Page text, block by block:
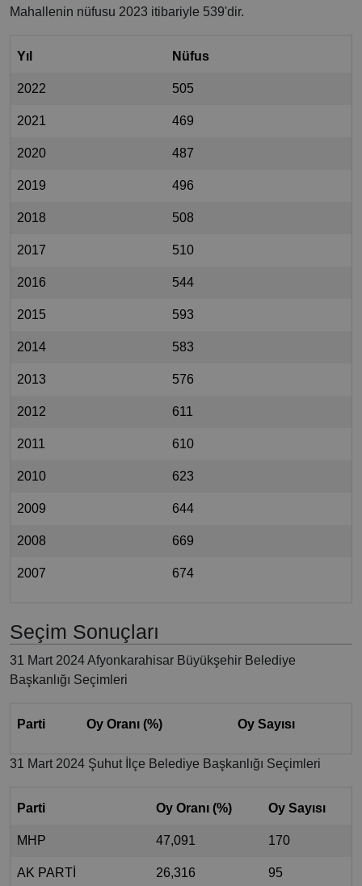
Mahallenin nüfusu 2023 itibariyle 539'dir.
Yıl Nüfus
2022 505
2021 469
2020 487
2019 496
2018 508
2017 510
2016 544
2015 593
2014 583
2013 576
2012 611
2011 610
2010 623
2009 644
2008 669
2007 674
Seçim Sonuçları
31 Mart 2024 Afyonkarahisar Büyükşehir Belediye
Başkanlığı Seçimleri
Parti Oy Oranı (%) Oy Sayısı
31 Mart 2024 Şuhut İlçe Belediye Başkanlığı Seçimleri
Parti Oy Oranı (%) Oy Sayısı
MHP 47,091 170
AK PARTİ 26,316 95